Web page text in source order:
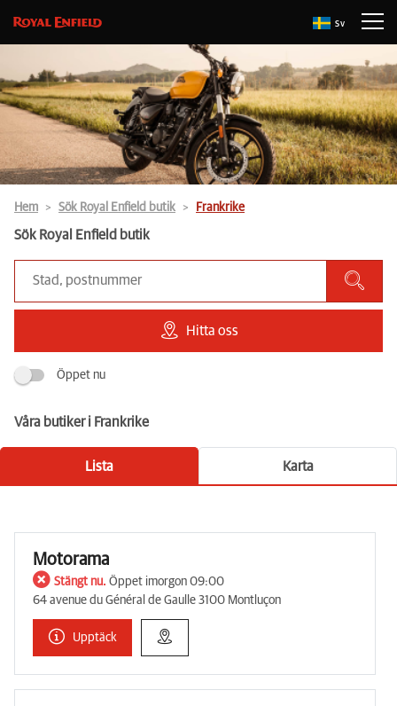
Sv
Hem Sök Royal Enfield butik Frankrike
Sök Royal Enfield butik
Hitta oss
Öppet nu
Våra butiker i Frankrike
Lista Karta
Motorama
Stängt nu. Öppet imorgon 09:00
64 avenue du Général de Gaulle 3100 Montluçon
Upptäck